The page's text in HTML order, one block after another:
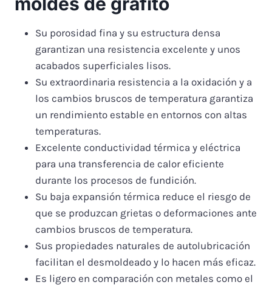
Su porosidad fina y su estructura densa
garantizan una resistencia excelente y unos
acabados superficiales lisos.
Su extraordinaria resistencia a la oxidación y a
los cambios bruscos de temperatura garantiza
un rendimiento estable en entornos con altas
temperaturas.
Excelente conductividad térmica y eléctrica
para una transferencia de calor eficiente
durante los procesos de fundición.
Su baja expansión térmica reduce el riesgo de
que se produzcan grietas o deformaciones ante
cambios bruscos de temperatura.
Sus propiedades naturales de autolubricación
facilitan el desmoldeado y lo hacen más eficaz.
Es ligero en comparación con metales como el